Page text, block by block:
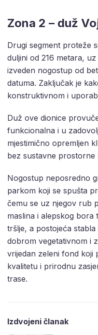
Zona 2 – duž
Drugi segment proteže
duljini od 216 metara,
izveden nogostup od
datuma. Zaključak je
konstruktivnom i
Duž ove dionice
funkcionalna i u
mjestimično opremljen
bez sustavne
Nogostup neposredno
parkom koji se spušta
čemu se uz njegov rub
maslina i alepskog bora
tršlje, a postojeća
dobrom vegetativnom i
vrijedan zeleni fond koji
kvalitetu i prirodnu
trase.
Izdvojeni članak